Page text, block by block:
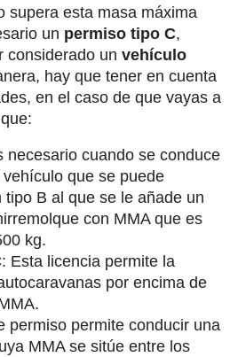
supera esta masa máxima
un permiso tipo C,
considerado un vehículo
hay que tener en cuenta
en el caso de que vayas a
necesario cuando se conduce
que se puede
tipo B al que se le añade un
con MMA que es
kg.
: Esta licencia permite la
por encima de
permiso permite conducir una
MMA se sitúe entre los